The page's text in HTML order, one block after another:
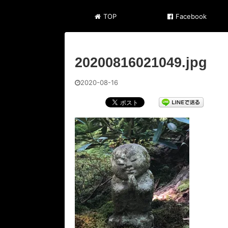
TOP Facebook
20200816021049.jpg
2020-08-16